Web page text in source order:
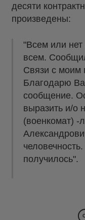
десяти
произведены:
"Всем или
всем.
Связи с моим
Благодарю
сообщение.
выразить и/о
(военкомат) -
получилось".